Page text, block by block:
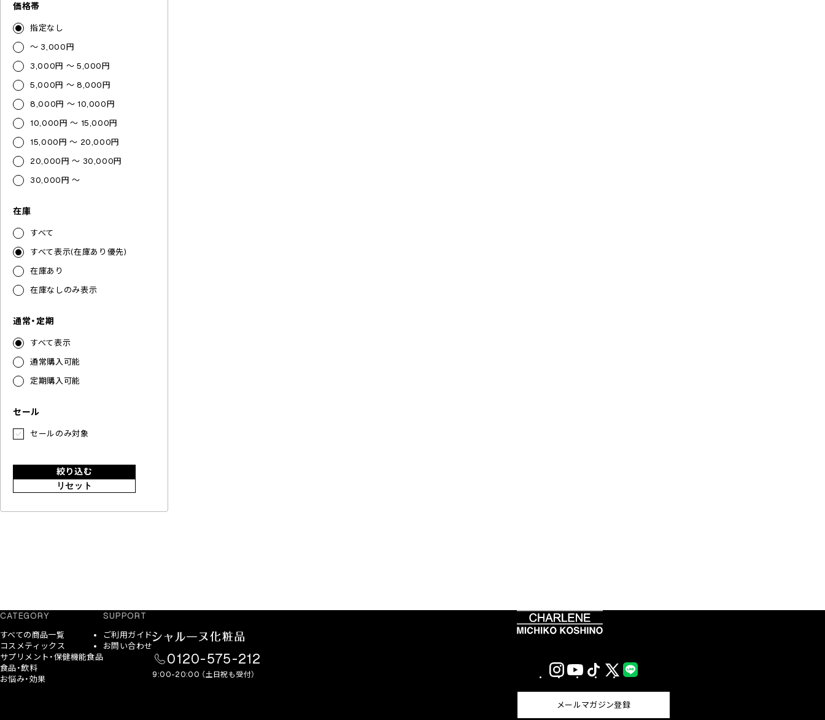
価格帯
指定なし
～ 3,000円
3,000円 ～ 5,000円
5,000円 ～ 8,000円
8,000円 ～ 10,000円
10,000円 ～ 15,000円
15,000円 ～ 20,000円
20,000円 ～ 30,000円
30,000円 ～
在庫
すべて
すべて表示(在庫あり優先)
在庫あり
在庫なしのみ表示
通常・定期
すべて表示
通常購入可能
定期購入可能
セール
セールのみ対象
絞り込む
リセット
CATEGORY
すべての商品一覧
コスメティックス
サプリメント・保健機能食品
食品・飲料
お悩み・効果
SUPPORT
ご利用ガイド
お問い合わせ
0120-575-212
9:00-20:00 （土日祝も受付）
InstagramYouTubeTikTok X
(Twitter)
メールマガジン登録